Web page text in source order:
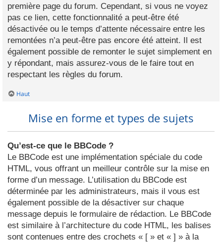
première page du forum. Cependant, si vous ne voyez
pas ce lien, cette fonctionnalité a peut-être été
désactivée ou le temps d’attente nécessaire entre les
remontées n’a peut-être pas encore été atteint. Il est
également possible de remonter le sujet simplement en
y répondant, mais assurez-vous de le faire tout en
respectant les règles du forum.
Haut
Mise en forme et types de sujets
Qu’est-ce que le BBCode ?
Le BBCode est une implémentation spéciale du code
HTML, vous offrant un meilleur contrôle sur la mise en
forme d’un message. L’utilisation du BBCode est
déterminée par les administrateurs, mais il vous est
également possible de la désactiver sur chaque
message depuis le formulaire de rédaction. Le BBCode
est similaire à l’architecture du code HTML, les balises
sont contenues entre des crochets « [ » et « ] » à la